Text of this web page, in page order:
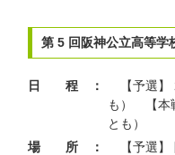
第 5 回阪神公立高等
日 程 ：
【予選】
も） 【本
とも）
場 所 ：
【予選】